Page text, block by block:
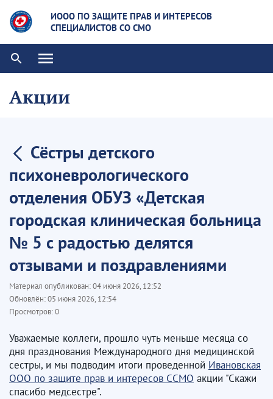
ИООО ПО ЗАЩИТЕ ПРАВ И ИНТЕРЕСОВ
СПЕЦИАЛИСТОВ СО СМО
Акции
Сёстры детского
психоневрологического
отделения ОБУЗ «Детская
городская клиническая больница
№ 5 с радостью делятся
отзывами и поздравлениями
Материал опубликован:04 июня 2026, 12:52
Обновлён:05 июня 2026, 12:54
Просмотров:0
Уважаемые коллеги, прошло чуть меньше месяца со
дня празднования Международного дня медицинской
сестры, и мы подводим итоги проведенной Ивановская
ООО по защите прав и интересов ССМО акции "Скажи
спасибо медсестре".